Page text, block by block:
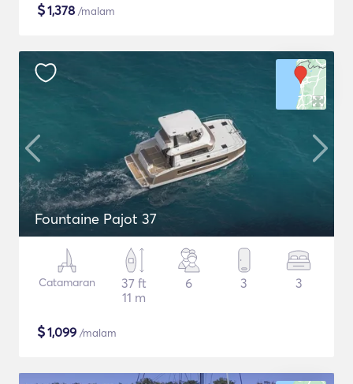
$1,378 /malam
Fountaine Pajot 37
Catamaran
37 ft
11 m
6 3 3
$1,099 /malam